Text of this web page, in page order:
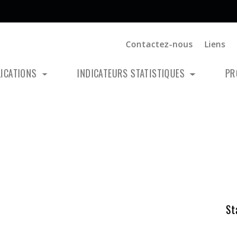
Contactez-nous Liens
INDICATEURS STATISTIQUES